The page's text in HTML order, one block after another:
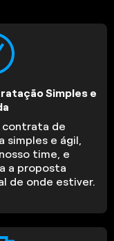
Simples e
contrata de
simples e ágil,
time, e
a proposta
de onde estiver.